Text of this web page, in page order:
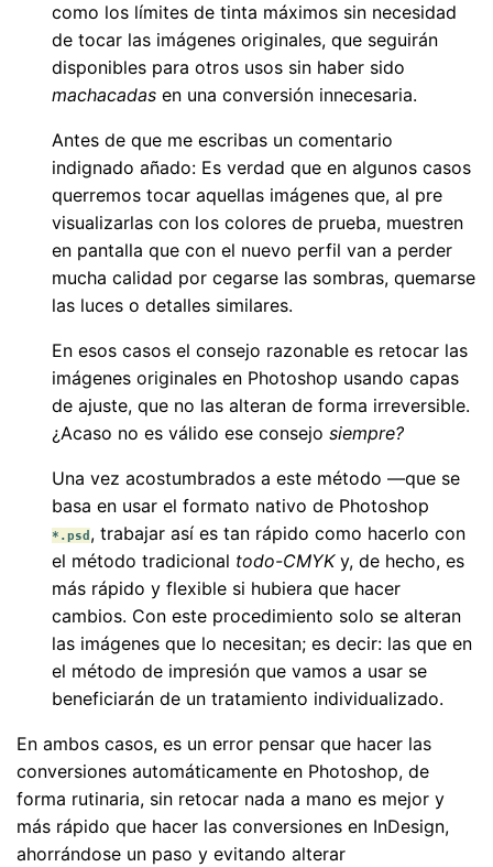
como los límites de tinta máximos sin necesidad
de tocar las imágenes originales, que seguirán
disponibles para otros usos sin haber sido
machacadas en una conversión innecesaria.
Antes de que me escribas un comentario
indignado añado: Es verdad que en algunos casos
querremos tocar aquellas imágenes que, al pre
visualizarlas con los colores de prueba, muestren
en pantalla que con el nuevo perfil van a perder
mucha calidad por cegarse las sombras, quemarse
las luces o detalles similares.
En esos casos el consejo razonable es retocar las
imágenes originales en Photoshop usando capas
de ajuste, que no las alteran de forma irreversible.
¿Acaso no es válido ese consejo siempre?
Una vez acostumbrados a este método —que se
basa en usar el formato nativo de Photoshop
*.psd , trabajar así es tan rápido como hacerlo con
el método tradicional todo-CMYKy, de hecho, es
más rápido y flexible si hubiera que hacer
cambios. Con este procedimiento solo se alteran
las imágenes que lo necesitan; es decir: las que en
el método de impresión que vamos a usar se
beneficiarán de un tratamiento individualizado.
En ambos casos, es un error pensar que hacer las
conversiones automáticamente en Photoshop, de
forma rutinaria, sin retocar nada a mano es mejor y
más rápido que hacer las conversiones en InDesign,
ahorrándose un paso y evitando alterar